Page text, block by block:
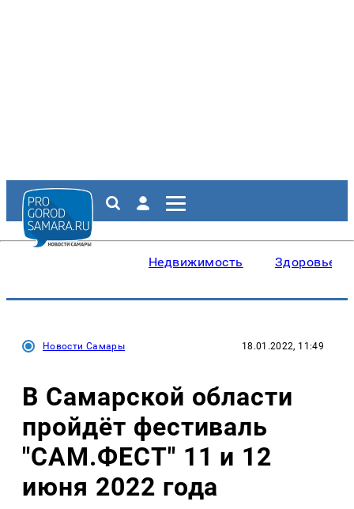
Недвижимость Здоровье
Новости Самары 18.01.2022, 11:49
В Самарской области
пройдёт фестиваль
"САМ.ФЕСТ" 11 и 12
июня 2022 года